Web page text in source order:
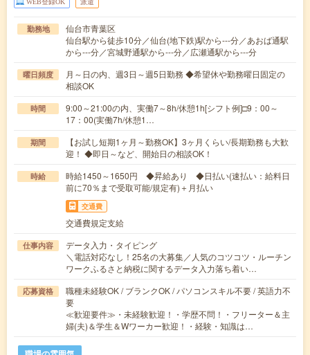
WEB登録OK 派遣
勤務地
仙台市青葉区
仙台駅から徒歩10分／仙台(地下鉄)駅から---分／あおば通駅
から---分／宮城野通駅から---分／広瀬通駅から---分
曜日頻度
月～日の内、週3日～週5日勤務 ◆希望休や勤務曜日固定の
相談OK
時間
9:00～21:00の内、実働7～8h/休憩1h[シフト例]□9：00～
17：00(実働7h/休憩1…
期間
【お試し短期1ヶ月～勤務OK】3ヶ月くらい/長期勤務も大歓
迎！ ◆即日～など、開始日の相談OK！
時給
時給1450～1650円 ◆昇給あり ◆日払い(速払い：給料日
前に70％まで受取可能/規定有)＋月払い
交通費
交通費規定支給
仕事内容
データ入力・タイピング
＼電話対応なし！25名の大募集／人気のコツコツ・ルーチン
ワークふるさと納税に関するデータ入力落ち着い…
応募資格
職種未経験OK / ブランクOK / パソコンスキル不要 / 英語力不
要
≪歓迎要件≫・未経験歓迎！・学歴不問！・フリーター＆主
婦(夫)＆学生＆Wワーカー歓迎！・経験・知識は…